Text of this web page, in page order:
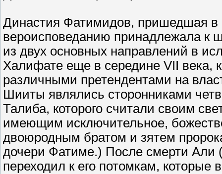
Династия Фатимидов, пришедшая в
вероисповеданию принадлежала к
из двух основных направлений в
Халифате еще в середине VII века,
различными претендентами на
Шииты являлись сторонниками
Талиба, которого считали своим
имеющим исключительное,
двоюродным братом и зятем
дочери Фатиме.) После смерти Али
переходил к его потомкам,